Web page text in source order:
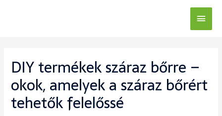
DIY termékek száraz bőrre –
okok, amelyek a száraz bőrért
tehetők felelőssé